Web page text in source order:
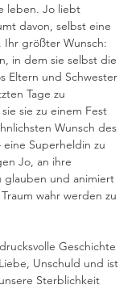
leben. Jo liebt
davon, selbst eine
Ihr größter Wunsch:
in dem sie selbst die
Eltern und Schwester
Tage zu
sie zu einem Fest
Wunsch des
Superheldin zu
Jo, an ihre
glauben und animiert
wahr werden zu
Geschichte
Unschuld und ist
Sterblichkeit